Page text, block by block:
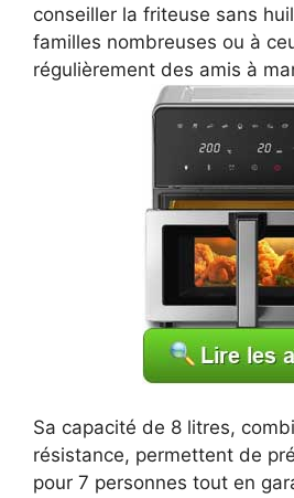
conseiller la friteuse sans
familles nombreuses ou à
régulièrement des amis à
Sa capacité de 8 litres,
résistance, permettent de
pour 7 personnes tout en